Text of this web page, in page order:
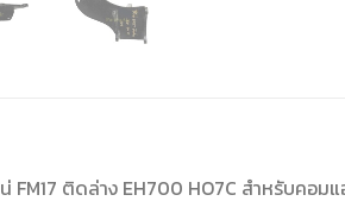
FM17 ติดล่าง EH700 HO7C สำหรับค